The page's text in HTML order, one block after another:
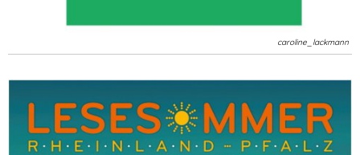
caroline_lackmann